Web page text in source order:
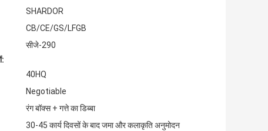
SHARDOR
CB/CE/GS/LFGB
सीजे-290
40HQ
Negotiable
रंग बॉक्स + गत्ते का डिब्बा
30-45 कार्य दिवसों के बाद जमा और कलाकृति अनुमोदन